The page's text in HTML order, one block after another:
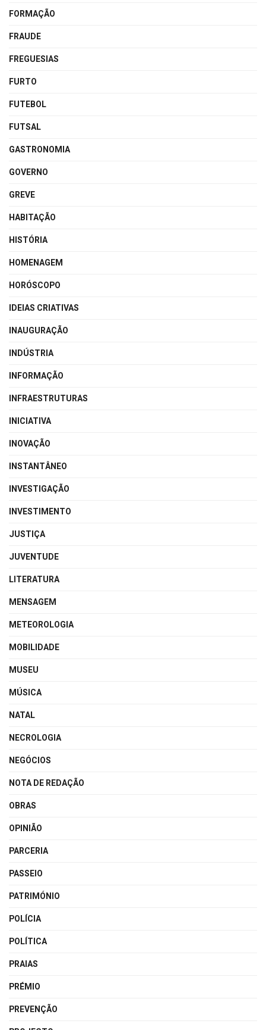
FORMAÇÃO
FRAUDE
FREGUESIAS
FURTO
FUTEBOL
FUTSAL
GASTRONOMIA
GOVERNO
GREVE
HABITAÇÃO
HISTÓRIA
HOMENAGEM
HORÓSCOPO
IDEIAS CRIATIVAS
INAUGURAÇÃO
INDÚSTRIA
INFORMAÇÃO
INFRAESTRUTURAS
INICIATIVA
INOVAÇÃO
INSTANTÂNEO
INVESTIGAÇÃO
INVESTIMENTO
JUSTIÇA
JUVENTUDE
LITERATURA
MENSAGEM
METEOROLOGIA
MOBILIDADE
MUSEU
MÚSICA
NATAL
NECROLOGIA
NEGÓCIOS
NOTA DE REDAÇÃO
OBRAS
OPINIÃO
PARCERIA
PASSEIO
PATRIMÓNIO
POLÍCIA
POLÍTICA
PRAIAS
PRÉMIO
PREVENÇÃO